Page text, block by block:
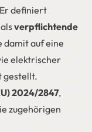
definiert
verpflichtende
damit auf eine
elektrischer
gestellt.
2024/2847,
zugehörigen